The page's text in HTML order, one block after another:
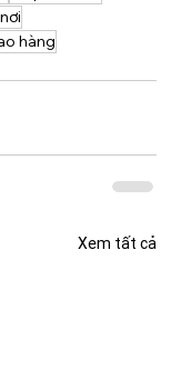
hàng
Xem tất cả